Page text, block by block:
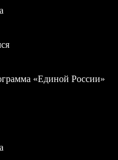
«Единой России»